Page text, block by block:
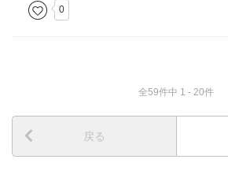
0
全59件中 1 - 20件
戻る